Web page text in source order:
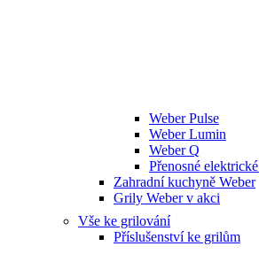
Weber Pulse
Weber Lumin
Weber Q
Přenosné
Zahradní kuchyně Weber
Grily Weber v akci
Vše ke grilování
Příslušenství ke grilům